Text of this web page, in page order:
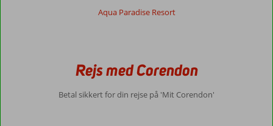
Aqua Paradise Resort
Rejs med Corendon
Betal sikkert for din rejse på 'Mit Corendon'